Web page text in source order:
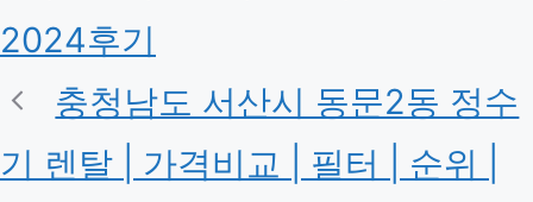
2024후기
충청남도 서산시 동문2동 정수
기 렌탈 | 가격비교 | 필터 | 순위 |